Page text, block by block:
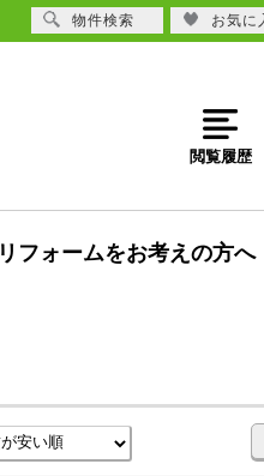
閲覧履歴
リフォームをお考えの方へ
物件検索 お気に